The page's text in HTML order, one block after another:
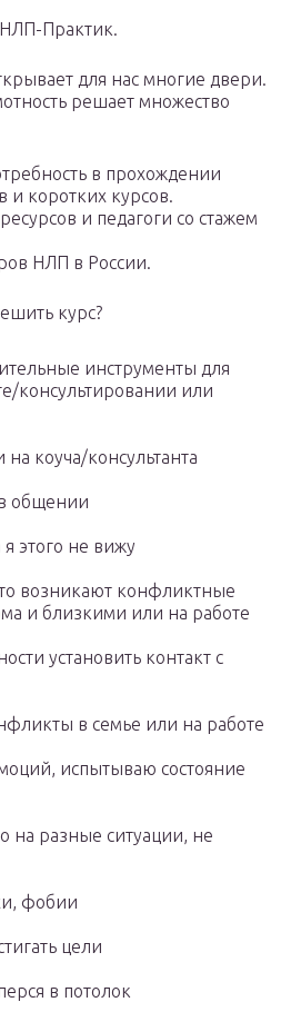
Практик.
для нас многие двери.
решает множество
в прохождении
коротких курсов.
и педагоги со стажем
НЛП в России.
курс?
инструменты для
консультировании или
коуча/консультанта
общении
этого не вижу
возникают конфликтные
и близкими или на работе
установить контакт с
в семье или на работе
испытываю состояние
на разные ситуации, не
фобии
цели
в потолок